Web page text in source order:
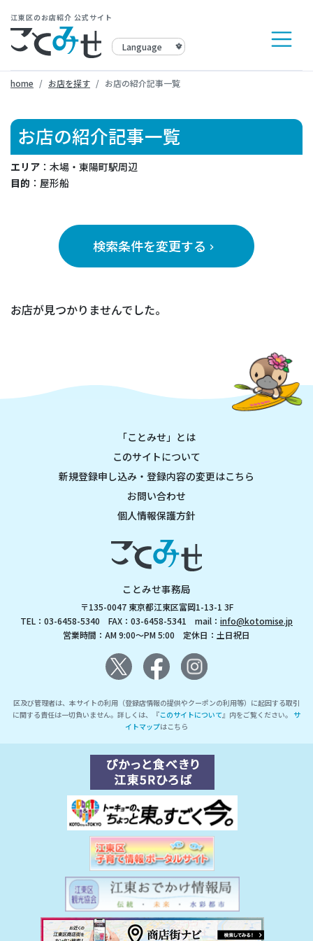
江東区のお店紹介 公式サイト
home お店を探す お店の紹介記事一覧
お店の紹介記事一覧
エリア ：木場・東陽町駅周辺
目的 ：屋形船
検索条件を変更する keyboard_arrow_right
お店が見つかりませんでした。
「ことみせ」とは
このサイトについて
新規登録申し込み・登録内容の変更はこちら
お問い合わせ
個人情報保護方針
ことみせ事務局
〒135-0047 東京都江東区富岡1-13-1 3F
TEL：03-6458-5340 FAX：03-6458-5341 mail： info@kotomise.jp
営業時間：AM 9:00～PM 5:00 定休日：土日祝日
区及び管理者は、本サイトの利用（登録店情報の提供やクーポンの利用等）に起因する取引
に関する責任は一切負いません。詳しくは、『このサイトについて』内をご覧ください。 サ
イトマップはこちら